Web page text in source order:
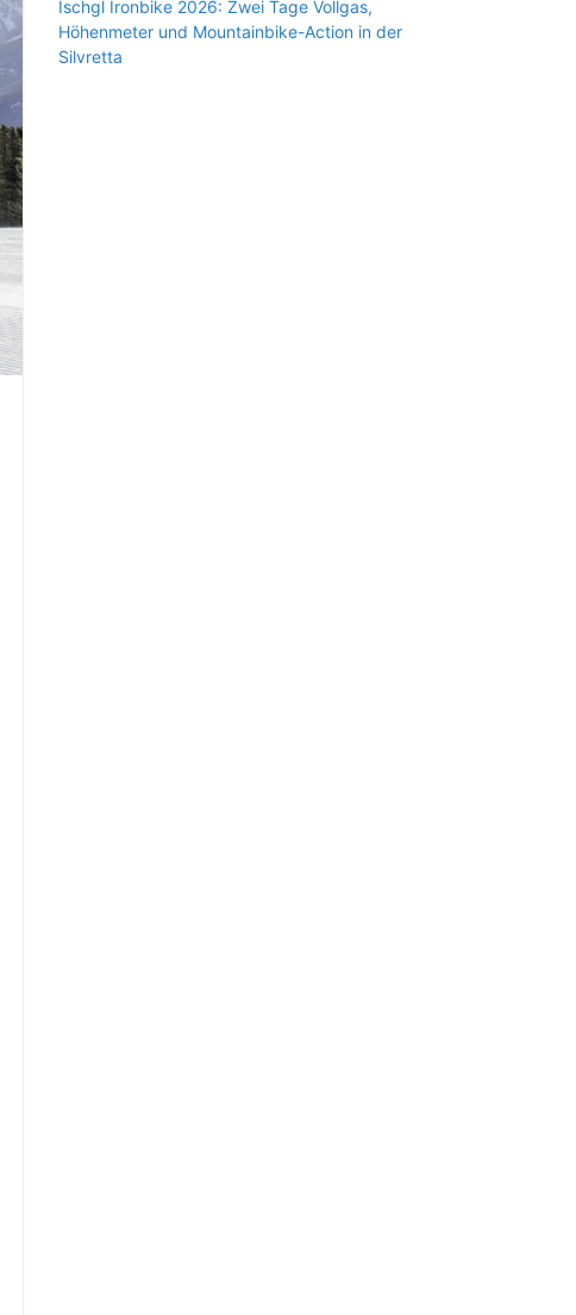
Ischgl Ironbike 2026: Zwei Tage Vollgas,
Höhenmeter und Mountainbike-Action in der
Silvretta